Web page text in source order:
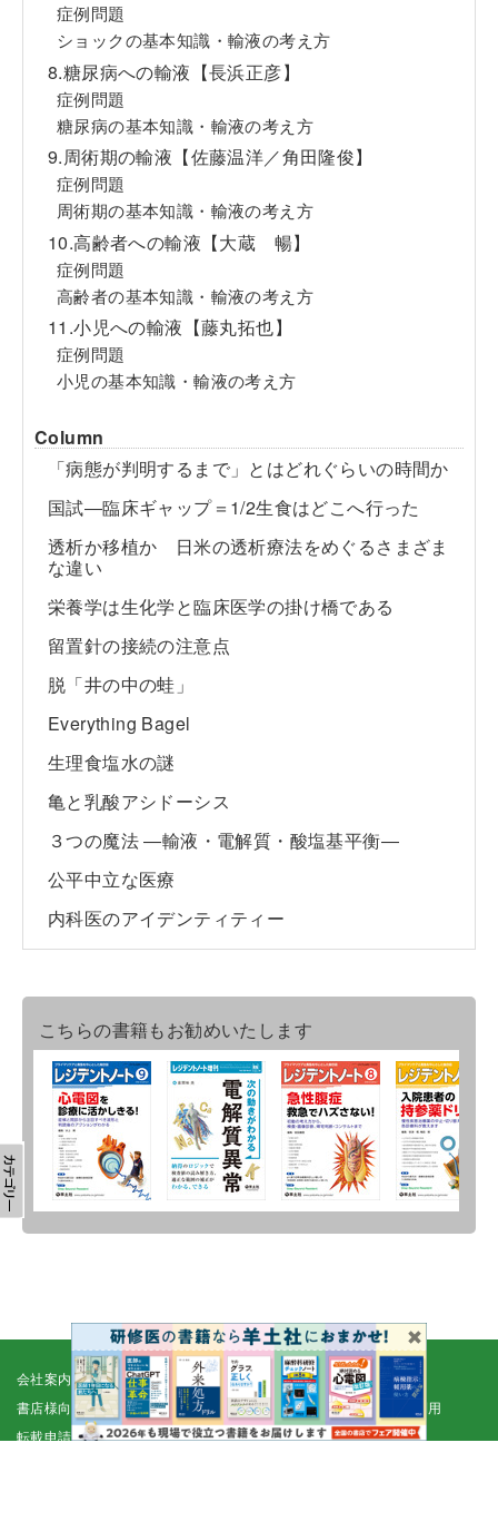
症例問題
ショックの基本知識・輸液の考え方
8.糖尿病への輸液【長浜正彦】
症例問題
糖尿病の基本知識・輸液の考え方
9.周術期の輸液【佐藤温洋／角田隆俊】
症例問題
周術期の基本知識・輸液の考え方
10.高齢者への輸液【大蔵 暢】
症例問題
高齢者の基本知識・輸液の考え方
11.小児への輸液【藤丸拓也】
症例問題
小児の基本知識・輸液の考え方
Column
「病態が判明するまで」とはどれぐらいの時間か
国試―臨床ギャップ＝1/2生食はどこへ行った
透析か移植か 日米の透析療法をめぐるさまざま
な違い
栄養学は生化学と臨床医学の掛け橋である
留置針の接続の注意点
脱「井の中の蛙」
Everything Bagel
生理食塩水の謎
亀と乳酸アシドーシス
３つの魔法 ―輸液・電解質・酸塩基平衡―
公平中立な医療
内科医のアイデンティティー
こちらの書籍もお勧めいたします
会社案内 採用情報 取扱書店一覧
電子書籍
書店様向け
広告掲載 正誤表・更新情報
コンテンツ利用
転載申請
プライバシーポリシー
羊土社会員規約